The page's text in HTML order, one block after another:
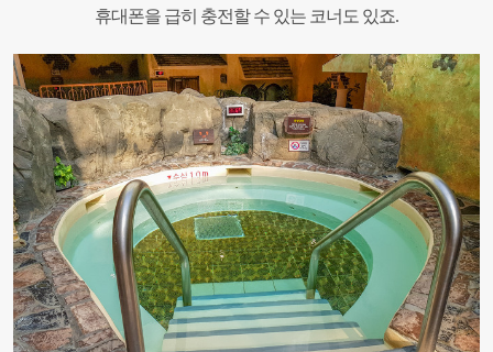
휴대폰을 급히 충전할 수 있는 코너도 있죠.